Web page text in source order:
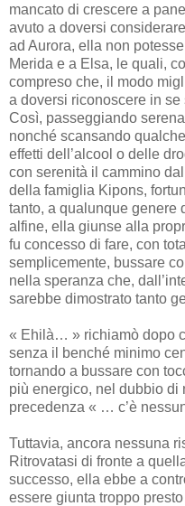
mancato di crescere a
avuto a doversi
ad Aurora, ella non
Merida e a Elsa, le quali,
compreso che, il modo
a doversi riconoscere in
Così, passeggiando
nonché scansando
effetti dell’alcool o delle
con serenità il cammino
della famiglia Kipons,
tanto, a qualunque genere
alfine, ella giunse alla
fu concesso di fare, con
semplicemente, bussare
nella speranza che,
sarebbe dimostrato tanto
« Ehilà… » richiamò dopo
senza il benché minimo
tornando a bussare con
più energico, nel dubbio di
precedenza « … c’è
Tuttavia, ancora nessuna
Ritrovatasi di fronte a
successo, ella ebbe a
essere giunta troppo